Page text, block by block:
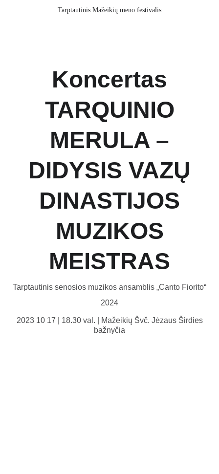
Tarptautinis Mažeikių meno festivalis
Koncertas
TARQUINIO
MERULA –
DIDYSIS VAZŲ
DINASTIJOS
MUZIKOS
MEISTRAS
Tarptautinis senosios muzikos ansamblis „Canto Fiorito“
2024
2023 10 17 | 18.30 val. | Mažeikių Švč. Jėzaus Širdies
bažnyčia